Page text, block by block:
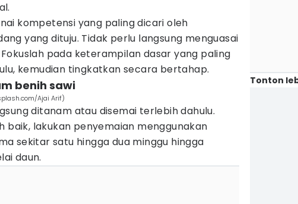
kompetensi yang paling dicari oleh
yang dituju. Tidak perlu langsung menguasai
pada keterampilan dasar yang paling
kemudian tingkatkan secara bertahap.
benih sawi
Ajai Arif)
ditanam atau disemai terlebih dahulu.
baik, lakukan penyemaian menggunakan
sekitar satu hingga dua minggu hingga
daun.
Tonton